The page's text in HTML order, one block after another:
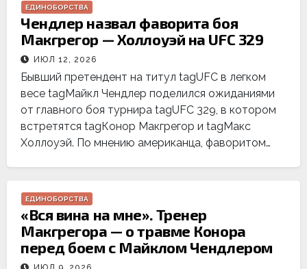
ЕДИНОБОРСТВА
Чендлер назвал фаворита боя
Макгрегор — Холлоуэй на UFC 329
ИЮЛ 12, 2026
Бывший претендент на титул tagUFC в легком
весе tagМайкл Чендлер поделился ожиданиями
от главного боя турнира tagUFC 329, в котором
встретятся tagКонор Макгрегор и tagМакс
Холлоуэй. По мнению американца, фаворитом…
ЕДИНОБОРСТВА
«Вся вина на мне». Тренер
Макгрегора — о травме Конора
перед боем с Майклом Чендлером